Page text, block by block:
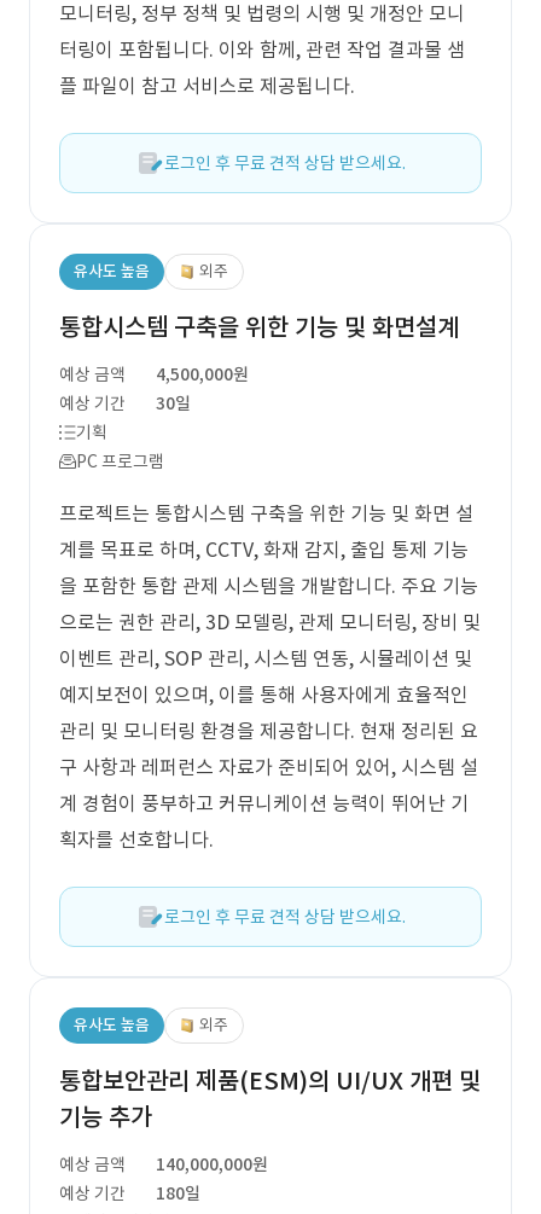
모니터링, 정부 정책 및 법령의 시행 및 개정안 모니
터링이 포함됩니다. 이와 함께, 관련 작업 결과물 샘
플 파일이 참고 서비스로 제공됩니다.
로그인 후 무료 견적 상담 받으세요.
유사도 높음 외주
통합시스템 구축을 위한 기능 및 화면설계
예상 금액
4,500,000원
예상 기간
30일
기획
PC 프로그램
프로젝트는 통합시스템 구축을 위한 기능 및 화면 설
계를 목표로 하며, CCTV, 화재 감지, 출입 통제 기능
을 포함한 통합 관제 시스템을 개발합니다. 주요 기능
으로는 권한 관리, 3D 모델링, 관제 모니터링, 장비 및
이벤트 관리, SOP 관리, 시스템 연동, 시뮬레이션 및
예지보전이 있으며, 이를 통해 사용자에게 효율적인
관리 및 모니터링 환경을 제공합니다. 현재 정리된 요
구 사항과 레퍼런스 자료가 준비되어 있어, 시스템 설
계 경험이 풍부하고 커뮤니케이션 능력이 뛰어난 기
획자를 선호합니다.
로그인 후 무료 견적 상담 받으세요.
유사도 높음 외주
통합보안관리 제품(ESM)의 UI/UX 개편 및
기능 추가
예상 금액
140,000,000원
예상 기간
180일